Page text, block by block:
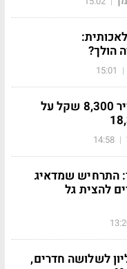
הולך?
|
15:01
כללית סירבה להחזיר 8,300 שקל על
|
14:58
התרחיש שמדאיג
להצית גל
2.46 מיליון לשלושה חדרים,